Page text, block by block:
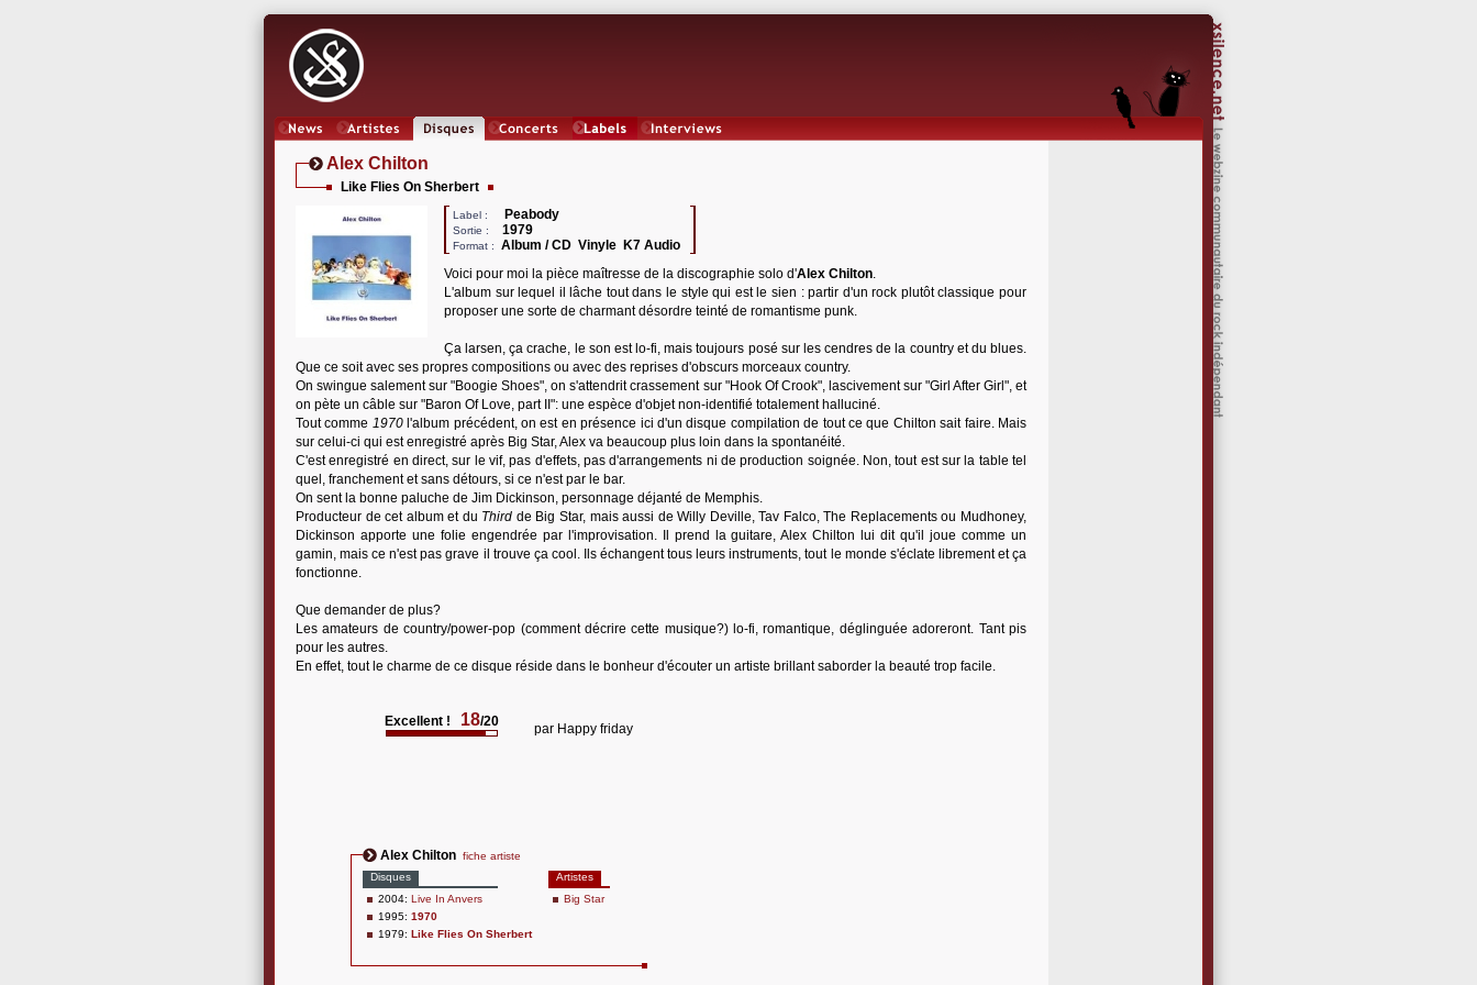
Alex Chilton
Like Flies On Sherbert
Label : Peabody
Sortie : 1979
Format :
Album / CD Vinyle K7 Audio
Voici pour moi la pièce maîtresse de la discographie solo d'Alex Chilton.
L'album sur lequel il lâche tout dans le style qui est le sien : partir d'un rock plutôt classique pour
proposer une sorte de charmant désordre teinté de romantisme punk.
Ça larsen, ça crache, le son est lo-fi, mais toujours posé sur les cendres de la country et du blues.
Que ce soit avec ses propres compositions ou avec des reprises d'obscurs morceaux country.
On swingue salement sur "Boogie Shoes", on s'attendrit crassement sur "Hook Of Crook", lascivement sur "Girl After Girl", et
on pète un câble sur "Baron Of Love, part II": une espèce d'objet non-identifié totalement halluciné.
Tout comme 1970l'album précédent, on est en présence ici d'un disque compilation de tout ce que Chilton sait faire. Mais
sur celui-ci qui est enregistré après Big Star, Alex va beaucoup plus loin dans la spontanéité.
C'est enregistré en direct, sur le vif, pas d'effets, pas d'arrangements ni de production soignée. Non, tout est sur la table tel
quel, franchement et sans détours, si ce n'est par le bar.
On sent la bonne paluche de Jim Dickinson, personnage déjanté de Memphis.
Producteur de cet album et du Third de Big Star, mais aussi de Willy Deville, Tav Falco, The Replacements ou Mudhoney,
Dickinson apporte une folie engendrée par l'improvisation. Il prend la guitare, Alex Chilton lui dit qu'il joue comme un
gamin, mais ce n'est pas grave il trouve ça cool. Ils échangent tous leurs instruments, tout le monde s'éclate librement et ça
fonctionne.
Que demander de plus?
Les amateurs de country/power-pop (comment décrire cette musique?) lo-fi, romantique, déglinguée adoreront. Tant pis
pour les autres.
En effet, tout le charme de ce disque réside dans le bonheur d'écouter un artiste brillant saborder la beauté trop facile.
Excellent ! 18/20 par Happy friday
Alex Chilton fiche artiste
Disques
2004: Live In Anvers
1995: 1970
1979: Like Flies On Sherbert
Artistes
Big Star